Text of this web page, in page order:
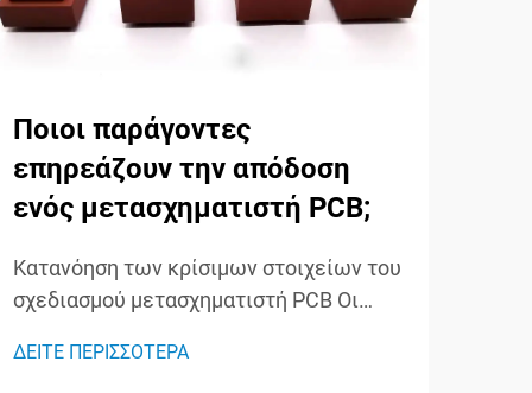
Ποιοι παράγοντες
επηρεάζουν την απόδοση
ενός μετασχηματιστή PCB;
Κατανόηση των κρίσιμων στοιχείων του
σχεδιασμού μετασχηματιστή PCB Οι
προκαλέσει επανάσταση στη σύγχρονη
ΔΕΙΤΕ ΠΕΡΙΣΣΟΤΕΡΑ